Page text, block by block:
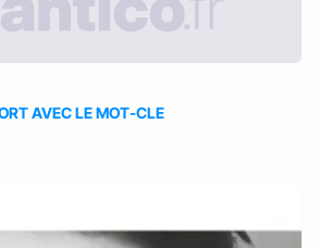
AVEC LE MOT-CLE